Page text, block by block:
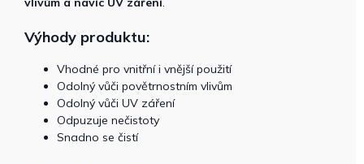
Výhody produktu:
Vhodné pro vnitřní i vnější použití
Odolný vůči povětrnostním vlivům
Odolný vůči UV záření
Odpuzuje nečistoty
Snadno se čistí